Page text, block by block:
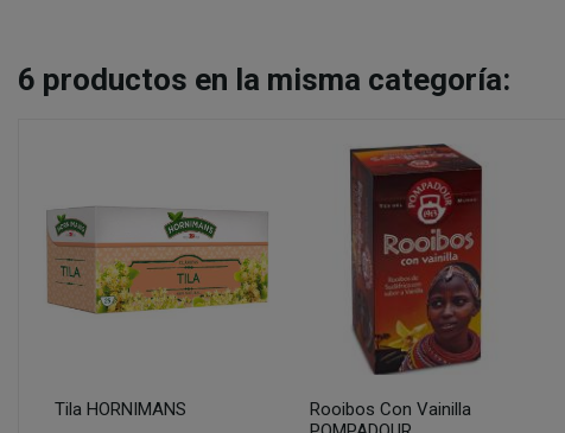
6 productos en la misma categoría:
Tila HORNIMANS
Rooibos Con Vainilla